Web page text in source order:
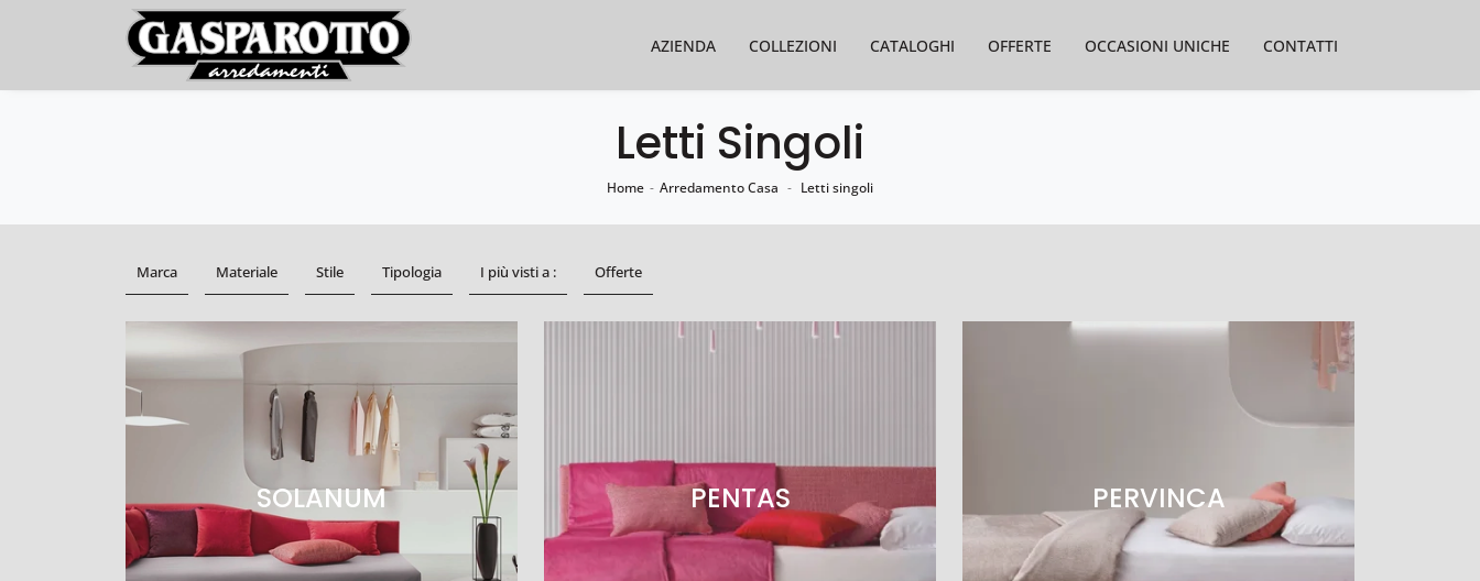
AZIENDA COLLEZIONI CATALOGHI OFFERTE OCCASIONI UNICHE CONTATTI
Letti Singoli
Home - Arredamento Casa - Letti singoli
Marca Materiale Stile Tipologia I più visti a : Offerte
SOLANUM PENTAS PERVINCA